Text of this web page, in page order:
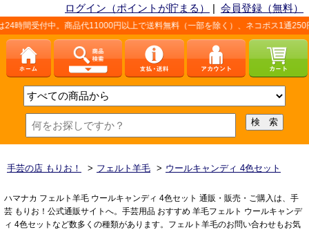
ログイン（ポイントが貯まる） | 会員登録（無料）
受付中。商品代11000円以上で送料無料（一部を除く）、ネコポス1通250円（
手芸の店 もりお！ > フェルト羊毛 > ウールキャンディ 4色セット
ハマナカ フェルト羊毛 ウールキャンディ 4色セット 通販・販売・ご購入は、手
芸 もりお！公式通販サイトへ。手芸用品 おすすめ 羊毛フェルト ウールキャンデ
ィ 4色セットなど数多くの種類があります。フェルト羊毛のお問い合わせもお気